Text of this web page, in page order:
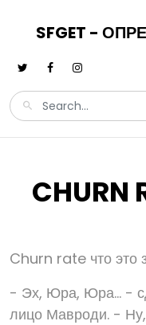
SFGET -
CHURN
Churn rate что это
- Эх, Юра, Юра... -
лицо Мавроди. -